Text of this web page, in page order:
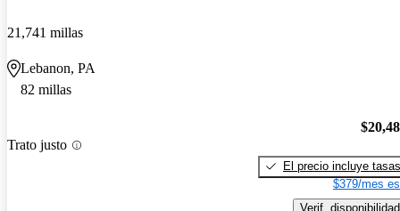
21,741 millas
Lebanon, PA
82 millas
Trato justo
El precio incluye tasas
$379/mes
Verif. disponibilidad